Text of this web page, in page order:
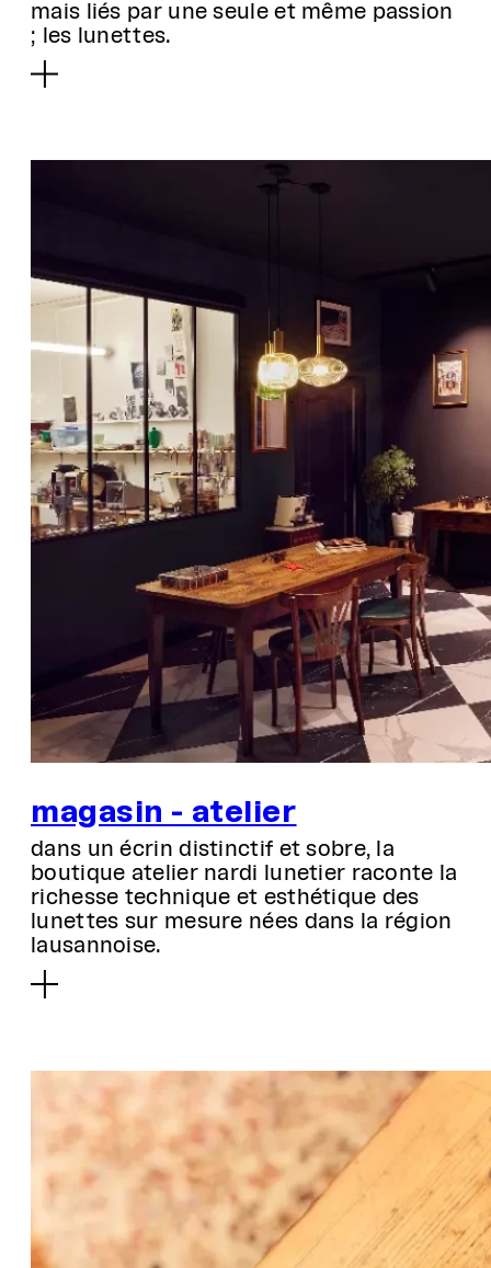
mais liés par une seule et même passion
; les lunettes.
magasin - atelier
dans un écrin distinctif et sobre, la
boutique atelier nardi lunetier raconte la
richesse technique et esthétique des
lunettes sur mesure nées dans la région
lausannoise.